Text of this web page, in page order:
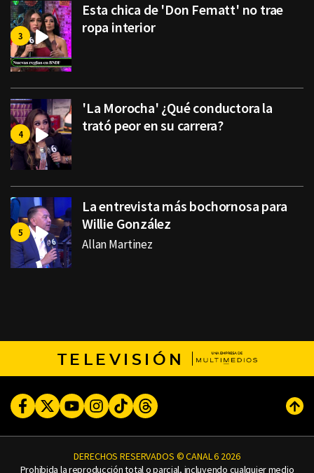
Esta chica de 'Don Fematt' no trae
ropa interior
'La Morocha' ¿Qué conductora la
trató peor en su carrera?
La entrevista más bochornosa para
Willie González
Allan Martinez
TELEVISIÓN
FacebookTwitterYoutubeInstagram
TikTokThreads
DERECHOS RESERVADOS © CANAL 6 2026
Prohibida la reproducción total o parcial, incluyendo cualquier medio